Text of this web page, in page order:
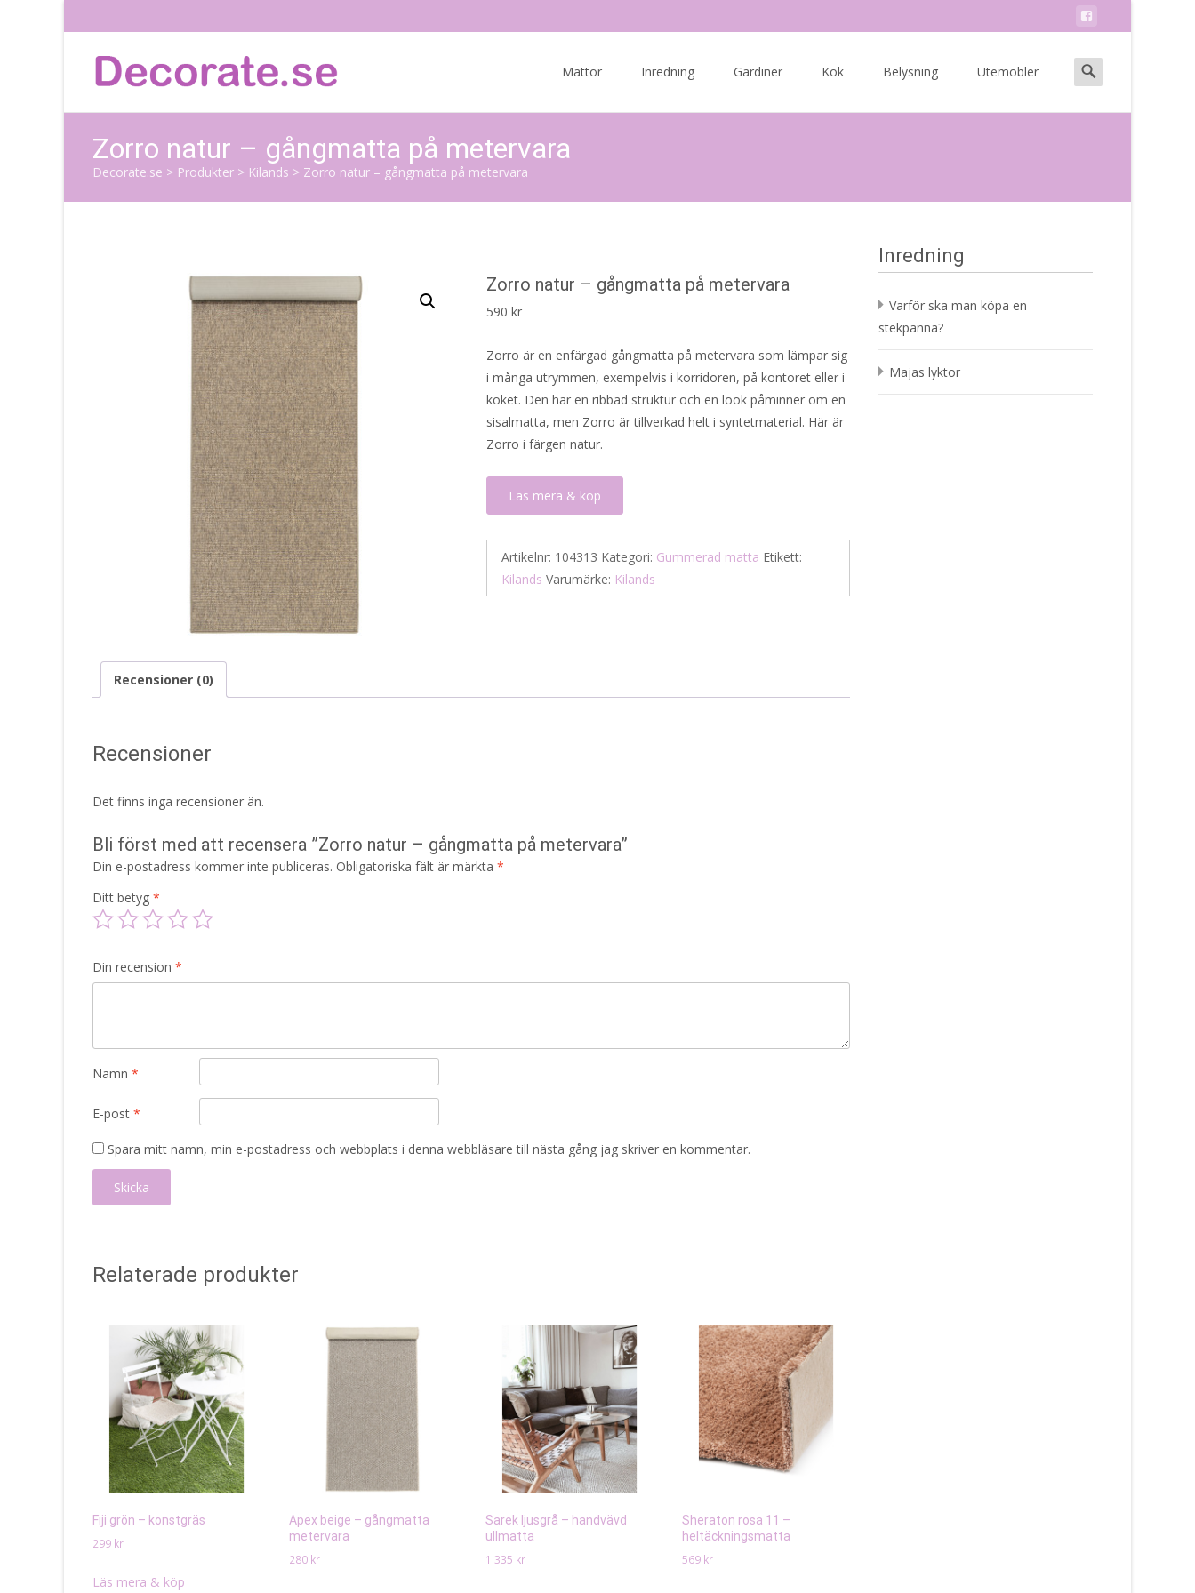
Mattor Inredning Gardiner Kök Belysning Utemöbler
Search
for:
Zorro natur – gångmatta på metervara
Decorate.se > Produkter > Kilands > Zorro natur – gångmatta på metervara
Zorro natur – gångmatta på metervara
590kr
Zorro är en enfärgad gångmatta på metervara som lämpar sig
i många utrymmen, exempelvis i korridoren, på kontoret eller i
köket. Den har en ribbad struktur och en look påminner om en
sisalmatta, men Zorro är tillverkad helt i syntetmaterial. Här är
Zorro i färgen natur.
Läs mera & köp
Artikelnr: 104313 Kategori: Gummerad matta Etikett:
Kilands Varumärke: Kilands
Recensioner (0)
Recensioner
Det finns inga recensioner än.
Bli först med att recensera ”Zorro natur – gångmatta på metervara”
Din e-postadress kommer inte publiceras. Obligatoriska fält är märkta *
Ditt betyg *
Din recension *
Namn *
E-post *
Spara mitt namn, min e-postadress och webbplats i denna webbläsare till nästa gång jag skriver en kommentar.
Relaterade produkter
Fiji grön – konstgräs
299 kr
Läs mera & köp
Apex beige – gångmatta
metervara
280 kr
Sarek ljusgrå – handvävd
ullmatta
1 335 kr
Sheraton rosa 11 –
heltäckningsmatta
569 kr
Inredning
Varför ska man köpa en
stekpanna?
Majas lyktor